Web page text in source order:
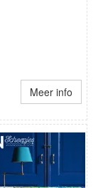
Meer info